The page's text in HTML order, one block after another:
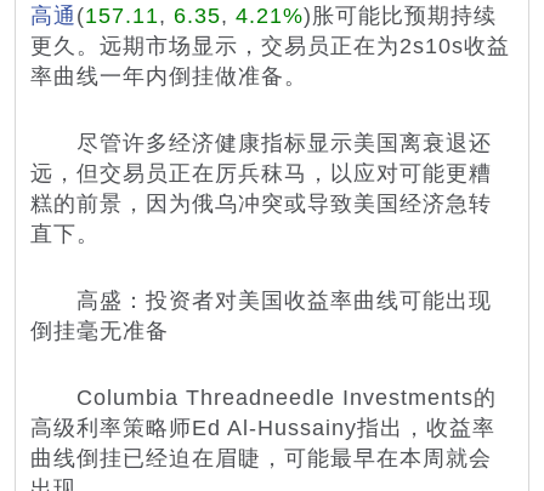
高通 (157.11, 6.35, 4.21%)胀可能比预期持续
更久。远期市场显示，交易员正在为2s10s收益
率曲线一年内倒挂做准备。
尽管许多经济健康指标显示美国离衰退还
远，但交易员正在厉兵秣马，以应对可能更糟
糕的前景，因为俄乌冲突或导致美国经济急转
直下。
高盛 ：投资者对美国收益率曲线可能出现
倒挂毫无准备
Columbia Threadneedle Investments的
高级利率策略师Ed Al-Hussainy指出，收益率
曲线倒挂已经迫在眉睫，可能最早在本周就会